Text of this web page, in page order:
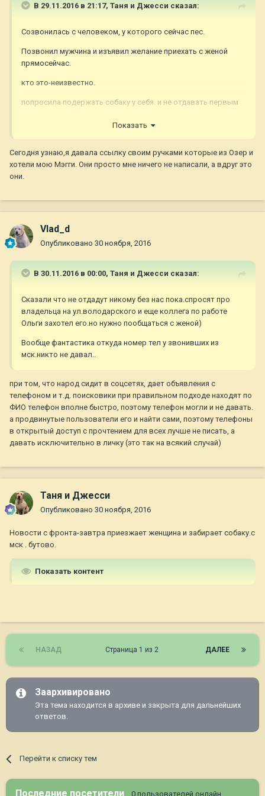
В 29.11.2016 в 21:17, Таня и Джесси сказал:
Созвонилась с человеком, у которого сейчас пес.
Позвонил мужчина и изъявил желание приехать с женой
прямосейчас.
кто это-неизвестно.
попросила подержать собаку у себя. и не отдавать первым
Показать
Сегодня узнаю,я давала ссылку своим ручками которые из Озер и
хотели мою Мэгги. Они просто мне ничего не написали, а вдруг это
они.
Vlad_d
Опубликовано 30 ноября, 2016
В 30.11.2016 в 00:00, Таня и Джесси сказал:
Сказали что не отдадут никому без нас пока.спросят про
владельца на ул.володарского и еще коллега по работе
Ольги захотел его.но нужно пообщаться с женой)
Вообще фантастика откуда номер тел у звонивших из
мск.никто не давал..
при том, что народ сидит в соцсетях, дает объявления с
телефоном и т.д. поисковики при правильном подходе находят по
ФИО телефон вполне быстро, поэтому телефон могли и не давать.
а продвинутые пользователи его и найти сами, поэтому телефоны
в открытый доступ с прочтением для всех лучше не писать, а
давать исключительно в личку (это так на всякий случай)
Таня и Джесси
Опубликовано 30 ноября, 2016
Новости с фронта-завтра приезжает женщина и забирает собаку.с
мск . бутово.
Показать контент
НАЗАД ДАЛЕЕ
Страница 1 из 2
Заархивировано
Эта тема находится в архиве и закрыта для дальнейших
ответов.
Перейти к списку тем
Последние посетители 0 пользователей онлайн